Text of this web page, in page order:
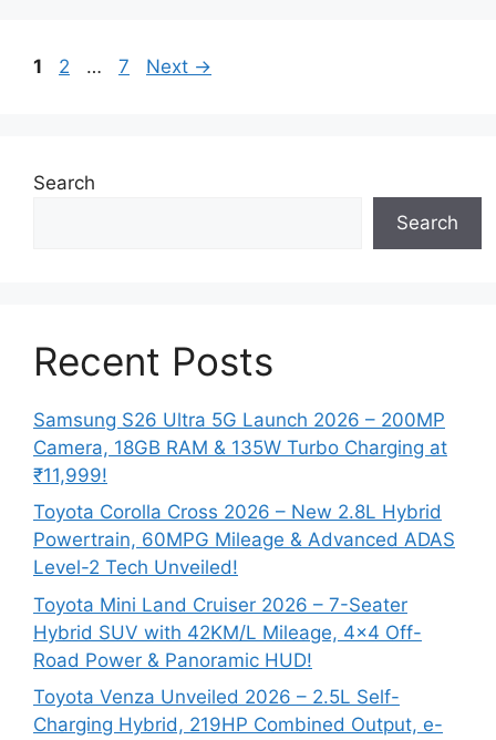
Page
1 Page
2 … Page
7 Next →
Search
Search
Recent Posts
Samsung S26 Ultra 5G Launch 2026 – 200MP
Camera, 18GB RAM & 135W Turbo Charging at
₹11,999!
Toyota Corolla Cross 2026 – New 2.8L Hybrid
Powertrain, 60MPG Mileage & Advanced ADAS
Level-2 Tech Unveiled!
Toyota Mini Land Cruiser 2026 – 7-Seater
Hybrid SUV with 42KM/L Mileage, 4×4 Off-
Road Power & Panoramic HUD!
Toyota Venza Unveiled 2026 – 2.5L Self-
Charging Hybrid, 219HP Combined Output, e-